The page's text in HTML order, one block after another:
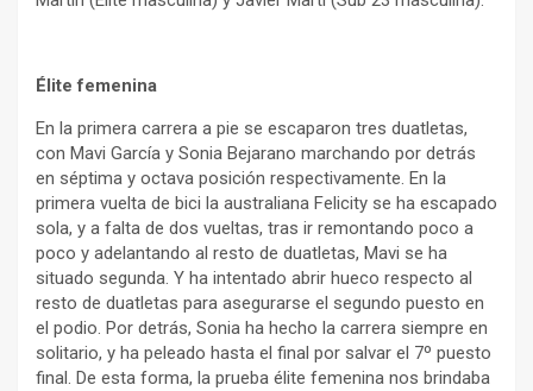
Élite femenina
En la primera carrera a pie se escaparon tres duatletas,
con Mavi García y Sonia Bejarano marchando por detrás
en séptima y octava posición respectivamente. En la
primera vuelta de bici la australiana Felicity se ha escapado
sola, y a falta de dos vueltas, tras ir remontando poco a
poco y adelantando al resto de duatletas, Mavi se ha
situado segunda. Y ha intentado abrir hueco respecto al
resto de duatletas para asegurarse el segundo puesto en
el podio. Por detrás, Sonia ha hecho la carrera siempre en
solitario, y ha peleado hasta el final por salvar el 7º puesto
final. De esta forma, la prueba élite femenina nos brindaba